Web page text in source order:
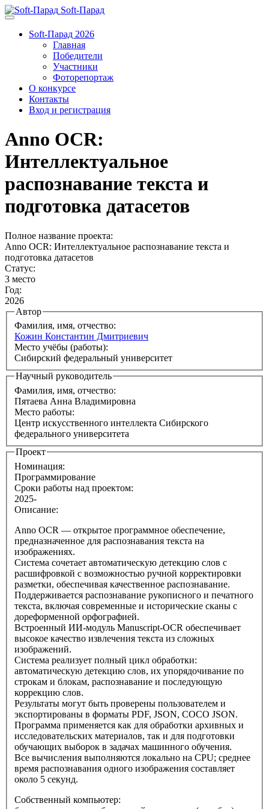
Soft-Парад
Soft-Парад 2026
Главная
Победители
Участники
Фоторепортаж
О конкурсе
Контакты
Вход и регистрация
Anno OCR:
Интеллектуальное
распознавание текста и
подготовка датасетов
Полное название проекта:
Anno OCR: Интеллектуальное распознавание текста и
подготовка датасетов
Статус:
3 место
Год:
2026
Автор
Фамилия, имя, отчество:
Кожин Константин Дмитриевич
Место учёбы (работы):
Сибирский федеральный университет
Научный руководитель
Фамилия, имя, отчество:
Пятаева Анна Владимировна
Место работы:
Центр искусственного интеллекта Сибирского
федерального университета
Проект
Номинация:
Программирование
Сроки работы над проектом:
2025-
Описание:
Anno OCR — открытое программное обеспечение,
предназначенное для распознавания текста на
изображениях.
Система сочетает автоматическую детекцию слов с
расшифровкой с возможностью ручной корректировки
разметки, обеспечивая качественное распознавание.
Поддерживается распознавание рукописного и печатного
текста, включая современные и исторические сканы с
дореформенной орфографией.
Встроенный ИИ-модуль Manuscript-OCR обеспечивает
высокое качество извлечения текста из сложных
изображений.
Система реализует полный цикл обработки:
автоматическую детекцию слов, их упорядочивание по
строкам и блокам, распознавание и последующую
коррекцию слов.
Результаты могут быть проверены пользователем и
экспортированы в форматы PDF, JSON, COCO JSON.
Программа применяется как для обработки архивных и
исследовательских материалов, так и для подготовки
обучающих выборок в задачах машинного обучения.
Все вычисления выполняются локально на CPU; среднее
время распознавания одного изображения составляет
около 5 секунд.
Собственный компьютер: